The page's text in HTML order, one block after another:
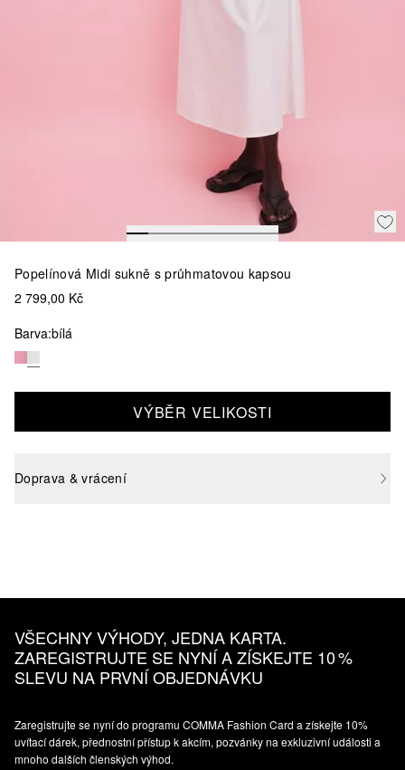
Popelínová Midi sukně s průhmatovou kapsou
2 799,00 Kč
Barva:bílá
VÝBĚR VELIKOSTI
Doprava & vrácení
VŠECHNY VÝHODY, JEDNA KARTA.
ZAREGISTRUJTE SE NYNÍ A ZÍSKEJTE 10 %
SLEVU NA PRVNÍ OBJEDNÁVKU
Zaregistrujte se nyní do programu COMMA Fashion Card a získejte 10%
uvítací dárek, přednostní přístup k akcím, pozvánky na exkluzivní události a
mnoho dalších členských výhod.